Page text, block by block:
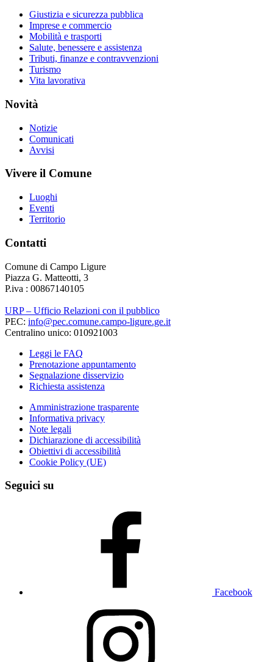
Giustizia e sicurezza pubblica
Imprese e commercio
Mobilità e trasporti
Salute, benessere e assistenza
Tributi, finanze e contravvenzioni
Turismo
Vita lavorativa
Novità
Notizie
Comunicati
Avvisi
Vivere il Comune
Luoghi
Eventi
Territorio
Contatti
Comune di Campo Ligure
Piazza G. Matteotti, 3
P.iva : 00867140105
URP – Ufficio Relazioni con il pubblico
PEC: info@pec.comune.campo-ligure.ge.it
Centralino unico: 010921003
Leggi le FAQ
Prenotazione appuntamento
Segnalazione disservizio
Richiesta assistenza
Amministrazione trasparente
Informativa privacy
Note legali
Dichiarazione di accessibilità
Obiettivi di accessibilità
Cookie Policy (UE)
Seguici su
Facebook